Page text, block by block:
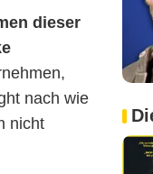
dieser
nach wie
nicht